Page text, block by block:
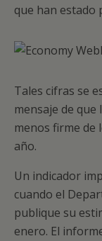
que han estado
Tales cifras se
mensaje de
menos firme de
año.
Un indicador
cuando el
publique su
enero. El